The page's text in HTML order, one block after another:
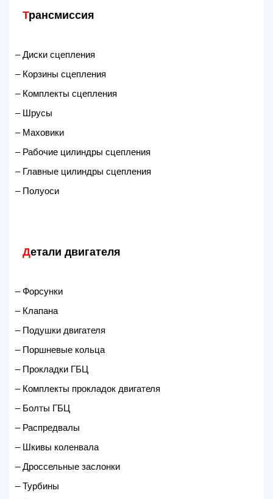
Трансмиссия
– Диски сцепления
– Корзины сцепления
– Комплекты сцепления
– Шрусы
– Маховики
– Рабочие цилиндры сцепления
– Главные цилиндры сцепления
– Полуоси
Детали двигателя
– Форсунки
– Клапана
– Подушки двигателя
– Поршневые кольца
– Прокладки ГБЦ
– Комплекты прокладок двигателя
– Болты ГБЦ
– Распредвалы
– Шкивы коленвала
– Дроссельные заслонки
– Турбины